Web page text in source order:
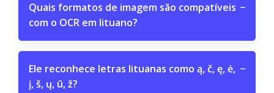
Quais formatos de imagem são compatíveis
com o OCR em lituano?
−
Ele reconhece letras lituanas como ą, č, ę, ė,
į, š, ų, ū, ž?
−